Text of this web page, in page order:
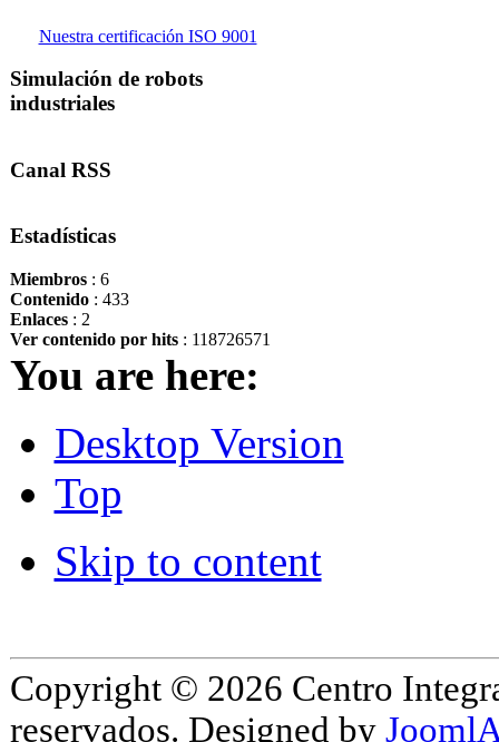
Nuestra certificación ISO 9001
Simulación de robots
industriales
Canal RSS
Estadísticas
Miembros: 6
Contenido: 433
Enlaces: 2
Ver contenido por hits: 118726571
You are here:
Desktop Version
Top
Skip to content
Copyright © 2026 Centro
reservados. Designed by